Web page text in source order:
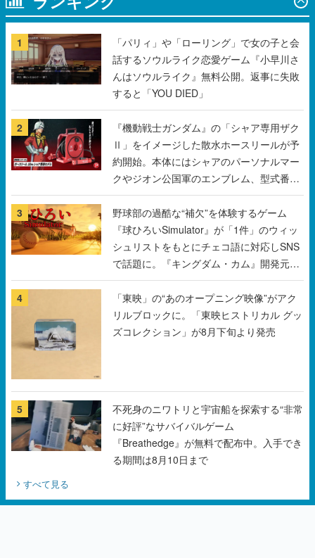
1
「パリィ」や「ローリング」で女の子と会
話するソウルライク恋愛ゲーム『小早川さ
んはソウルライク』無料公開。返事に失敗
すると「YOU DIED」
2
『機動戦士ガンダム』の「シャア専用ザク
Ⅱ」をイメージした散水ホースリールが予
約開始。本体にはシャアのパーソナルマー
クやジオン公国軍のエンブレム、型式番号
などを配置
3
野球部の過酷な“補欠”を体験するゲーム
『球ひろいSimulator』が「1件」のウィッ
シュリストをもとにチェコ語に対応しSNS
で話題に。『キングダム・カム』開発元や
チェコのプロ野球選手から称賛の声
4
「東映」の“あのオープニング映像”がアク
リルブロックに。「東映ヒストリカル グッ
ズコレクション」が8月下旬より発売
5
不死身のニワトリと宇宙船を探索する“非常
に好評”なサバイバルゲーム
『Breathedge』が無料で配布中。入手でき
る期間は8月10日まで
すべて見る